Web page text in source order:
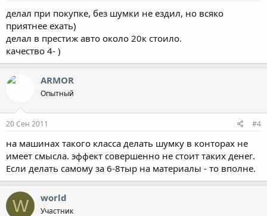
делал при покупке, без шумки не ездил, но всяко
приятнее ехать)
делал в престиж авто около 20к стоило.
качество 4- )
ARMOR
Опытный
20 Сен 2011 #4
на машинах такого класса делать шумку в конторах не
имеет смысла. эффект совершенно не стоит таких денег.
Если делать самому за 6-8тыр на материалы - то вполне.
W world
Участник